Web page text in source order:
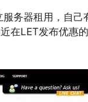
务器租用，自
在LET发布优惠